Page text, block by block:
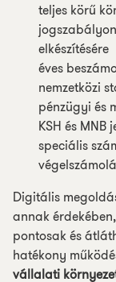
teljes körű
elkészítésére
éves
nemzetközi
pénzügyi és
KSH és MNB
speciális
Digitális
annak
pontosak és
hatékony
vállalati